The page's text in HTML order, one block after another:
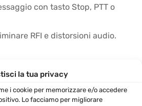
la tua privacy
i cookie per memorizzare e/o accedere
Lo facciamo per migliorare
con tasto Stop, PTT o
RFI e distorsioni audio.
del microfono al
un utilizzo immediato.